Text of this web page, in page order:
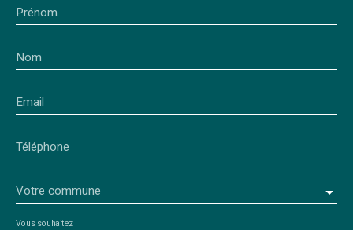
Prénom
Nom
Email
Téléphone
Votre commune
Vous souhaitez